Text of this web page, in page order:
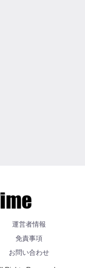
運営者情報
免責事項
お問い合わせ